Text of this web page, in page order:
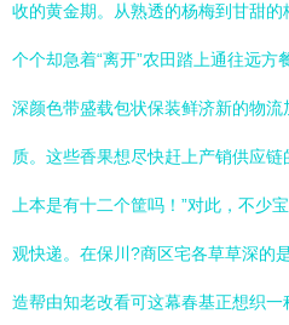
收的黄金期。从熟透的杨梅到甘甜
个个却急着“离开”农田踏上通往远
深颜色带盛载包状保装鲜济新的物
质。这些香果想尽快赶上产销供应
上本是有十二个筐吗！”对此，不少
观快递。在保川?商区宅各草草深的
造帮由知老改看可这幕春基正想织